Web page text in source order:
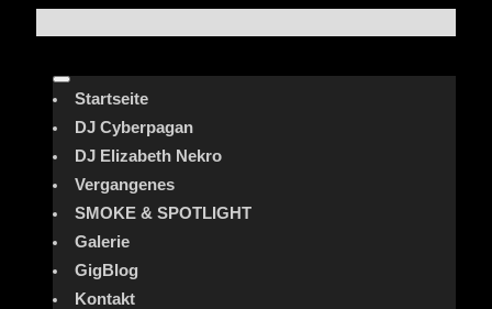
Startseite
DJ Cyberpagan
DJ Elizabeth Nekro
Vergangenes
SMOKE & SPOTLIGHT
Galerie
GigBlog
Kontakt